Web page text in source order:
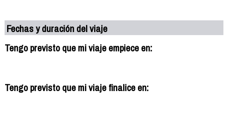
Fechas y duración del viaje
Tengo previsto que mi viaje empiece en:
Tengo previsto que mi viaje finalice en: